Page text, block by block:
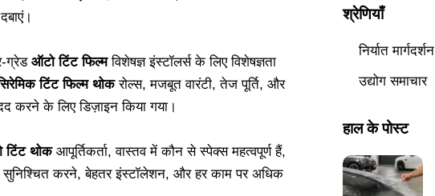
ग्रेड ऑटो टिंट फिल्मविशेषज्ञ इंस्टॉलर्स के लिए विशेषज्ञता
टिंट फिल्म थोकरोल्स, मजबूत वारंटी, तेज पूर्ति, और
करने के लिए डिज़ाइन किया गया।
टिंट थोकआपूर्तिकर्ता, वास्तव में कौन से स्पेक्स महत्वपूर्ण हैं,
सुनिश्चित करने, बेहतर इंस्टॉलेशन, और हर काम पर अधिक
श्रेणियाँ
निर्यात मार्गदर्शन
उद्योग समाचार
हाल के पोस्ट